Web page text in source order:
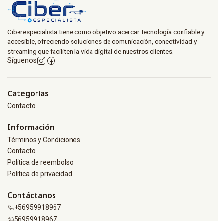
Ciberespecialista tiene como objetivo acercar tecnología confiable y
accesible, ofreciendo soluciones de comunicación, conectividad y
streaming que faciliten la vida digital de nuestros clientes.
Síguenos
Categorías
Contacto
Información
Términos y Condiciones
Contacto
Política de reembolso
Política de privacidad
Contáctanos
+56959918967
56959918967